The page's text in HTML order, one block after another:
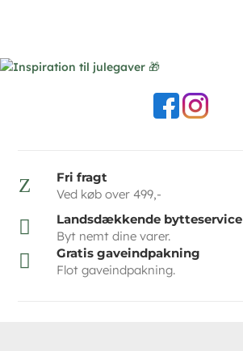
Z
Fri fragt
Ved køb over 499,-

Landsdækkende bytteservice
Byt nemt dine varer.

Gratis gaveindpakning
Flot gaveindpakning.